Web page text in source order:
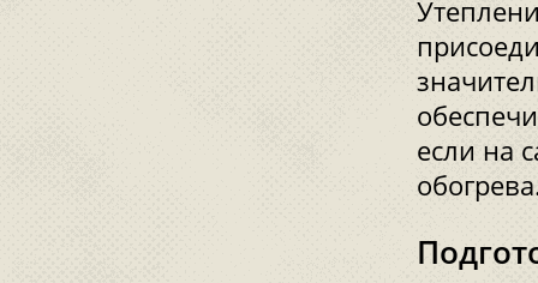
если на